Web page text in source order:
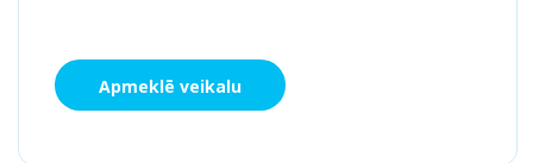
Apmeklē veikalu